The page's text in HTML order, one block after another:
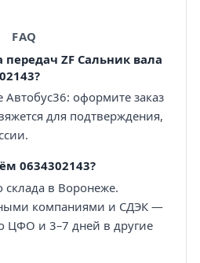
FAQ
передач ZF Сальник вала
Автобус36: оформите заказ
для подтверждения,
0634302143?
склада в Воронеже.
компаниями и СДЭК —
ЦФО и 3–7 дней в другие